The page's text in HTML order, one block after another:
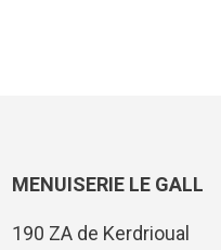
MENUISERIE LE GALL
190 ZA de Kerdrioual